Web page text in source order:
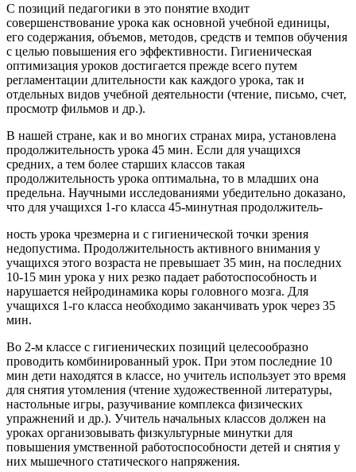
С позиций педагогики в это понятие входит
совершенствование урока как основной учебной единицы,
его содержания, объемов, методов, средств и темпов обучения
с целью повышения его эффективности. Гигиеническая
оптимизация уроков достигается прежде всего путем
регламентации длительности как каждого урока, так и
отдельных видов учебной деятельности (чтение, письмо, счет,
просмотр фильмов и др.).
В нашей стране, как и во многих странах мира, установлена
продолжительность урока 45 мин. Если для учащихся
средних, а тем более старших классов такая
продолжительность урока оптимальна, то в младших она
предельна. Научными исследованиями убедительно доказано,
что для учащихся 1-го класса 45-минутная продолжитель-
ность урока чрезмерна и с гигиенической точки зрения
недопустима. Продолжительность активного внимания у
учащихся этого возраста не превышает 35 мин, на последних
10-15 мин урока у них резко падает работоспособность и
нарушается нейродинамика коры головного мозга. Для
учащихся 1-го класса необходимо заканчивать урок через 35
мин.
Во 2-м классе с гигиенических позиций целесообразно
проводить комбинированный урок. При этом последние 10
мин дети находятся в классе, но учитель использует это время
для снятия утомления (чтение художественной литературы,
настольные игры, разучивание комплекса физических
упражнений и др.). Учитель начальных классов должен на
уроках организовывать физкультурные минутки для
повышения умственной работоспособности детей и снятия у
них мышечного статического напряжения.